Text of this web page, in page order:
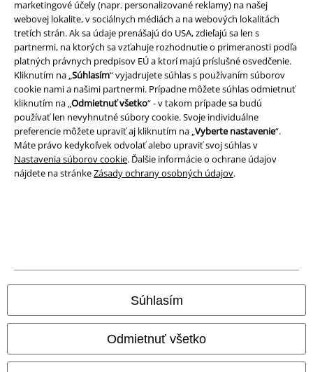
marketingové účely (napr. personalizované reklamy) na našej
webovej lokalite, v sociálnych médiách a na webových lokalitách
tretích strán. Ak sa údaje prenášajú do USA, zdieľajú sa len s
partnermi, na ktorých sa vzťahuje rozhodnutie o primeranosti podľa
platných právnych predpisov EÚ a ktorí majú príslušné osvedčenie.
Kliknutím na „Súhlasím“ vyjadrujete súhlas s používaním súborov
cookie nami a našimi partnermi. Prípadne môžete súhlas odmietnuť
kliknutím na „Odmietnuť všetko“ - v takom prípade sa budú
používať len nevyhnutné súbory cookie. Svoje individuálne
preferencie môžete upraviť aj kliknutím na „Vyberte nastavenie“.
Máte právo kedykoľvek odvolať alebo upraviť svoj súhlas v
Nastavenia súborov cookie. Ďalšie informácie o ochrane údajov
nájdete na stránkeZásady ochrany osobných údajov.
Súhlasím
Odmietnuť všetko
Podmienky
Imprint
Ochrana osobných údajov
Likvidácia odpadu a ochrana životného prostredia
Vyhlásenie o zhode
Informácie o prístupnosti
© 1986-2026 EMP Merchandising